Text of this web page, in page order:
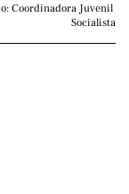
Coordinadora Juvenil
Socialista